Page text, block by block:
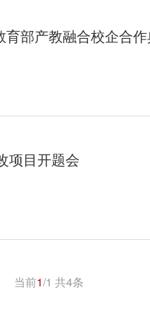
育部产教融合校企合
项目开题会
当前1/1 共4条